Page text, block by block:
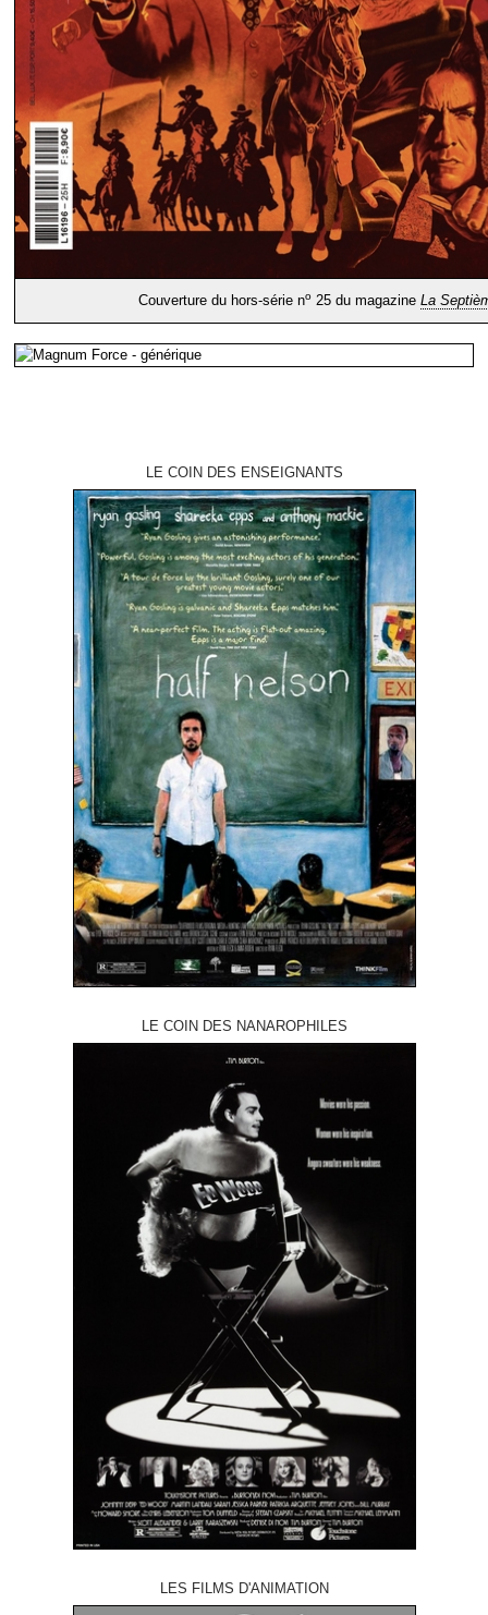
Couverture du hors-série no25 du magazine La
LE COIN DES ENSEIGNANTS
LE COIN DES NANAROPHILES
LES FILMS D'ANIMATION